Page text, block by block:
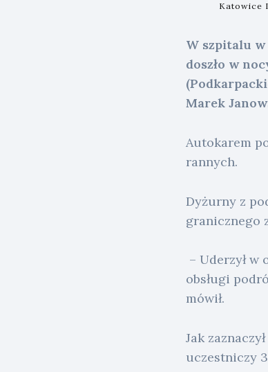
Katowice
W szpitalu
doszło w
Marek
Autokarem
rannych.
Dyżurny z
granicznego
– Uderzył w
obsługi
mówił.
Jak
uczestniczy